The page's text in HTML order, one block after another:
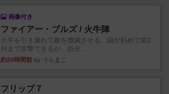
画像付き
ファイアー・ブルズ / 火牛陣
火牛を引き連れて敵を殲滅させる。縦か斜めで前2
列まで攻撃できるが、自分...
約20時間前 by うらまこ
フリップ７